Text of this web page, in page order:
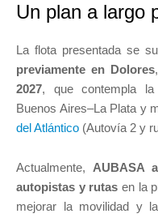
Un plan a largo
La flota presentada se
previamente en Dolores
2027, que contempla la
Buenos Aires–La Plata y
del Atlántico (Autovía 2 y
Actualmente,AUBASA
autopistas y rutas en la
mejorar la movilidad y